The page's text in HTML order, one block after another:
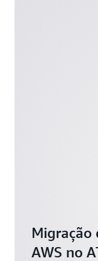
Migração
AWS no